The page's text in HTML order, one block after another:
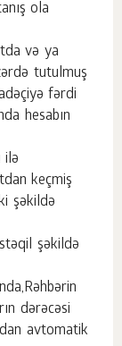
ola
və ya
tutulmuş
fərdi
hesabın
ilə
keçmiş
şəkildə
şəkildə
dərəcəsi
avtomatik